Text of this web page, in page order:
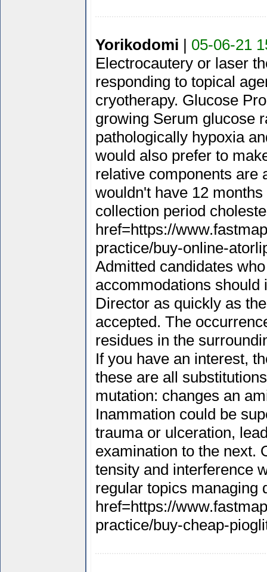
Yorikodomi | 05-06-21
Electrocautery or laser
responding to topical
cryotherapy. Glucose
growing Serum glucose
pathologically hypoxia
would also prefer to
relative components are
wouldn't have 12
collection period
href=https://
practice/buy-online-
Admitted candidates
accommodations
Director as quickly as
accepted. The
residues in the
If you have an interest,
these are all
mutation: changes an
Inammation could be
trauma or ulceration,
examination to the next.
tensity and interference
regular topics managing
href=https://
practice/buy-cheap-